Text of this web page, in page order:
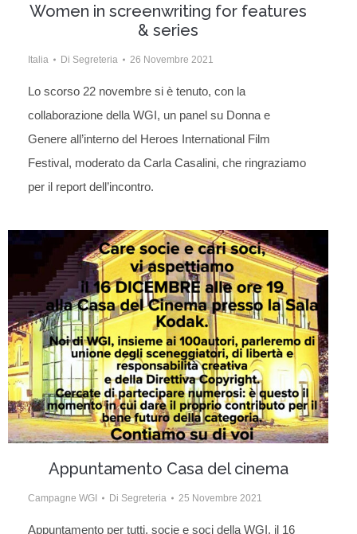
Women in screenwriting for features
& series
Italia Di Segreteria 26 Novembre 2021
Lo scorso 22 novembre si è tenuto, con la
collaborazione della WGI, un panel su Donna e
Genere all’interno del Heroes International Film
Festival, moderato da Carla Casalini, che ringraziamo
per il report dell’incontro.
Appuntamento Casa del cinema
Campagne WGI Di Segreteria 25 Novembre 2021
Appuntamento per tutti, socie e soci della WGI, il 16